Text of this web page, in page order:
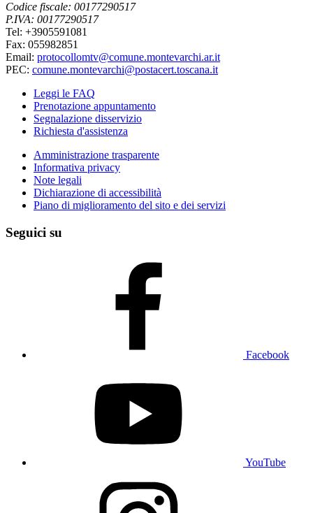
Codice fiscale: 00177290517
P.IVA: 00177290517
Tel: +3905591081
Fax: 055982851
Email: protocollomtv@comune.montevarchi.ar.it
PEC: comune.montevarchi@postacert.toscana.it
Leggi le FAQ
Prenotazione appuntamento
Segnalazione disservizio
Richiesta d'assistenza
Amministrazione trasparente
Informativa privacy
Note legali
Dichiarazione di accessibilità
Piano di miglioramento del sito e dei servizi
Seguici su
Facebook
YouTube